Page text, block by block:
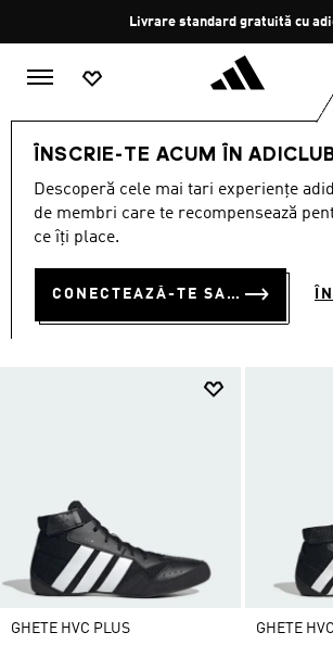
Oprește
rotația
Livrare standard gratuită cu
ÎNSCRIE-TE ACUM ÎN
Descoperă cele mai tari experiențe
de membri care te recompensează
ce îți place.
CONECTEAZĂ-TE SAU ÎNSCRIE-TE ACUM
SPORTURI Alte sporturi Lupte
ÎNCĂLȚĂMINTE
GHETE HVC PLUS GHETE